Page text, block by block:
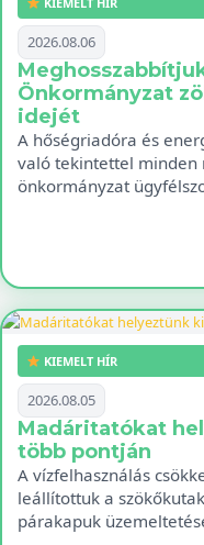
2026.08.06
Önkormányzat
idejét
A hőségriadóra és
való tekintettel minden
önkormányzat
KIEMELT HÍR
2026.08.05
Madáritatókat
több pontján
A vízfelhasználás
leállítottuk a
párakapuk